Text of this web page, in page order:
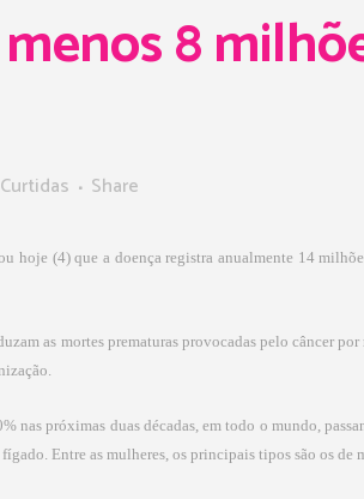
8
Curtidas Share
(4) que a doença registra anualmente 14
as mortes prematuras provocadas pelo câncer
nas próximas duas décadas, em todo o mundo,
Entre as mulheres, os principais tipos são os